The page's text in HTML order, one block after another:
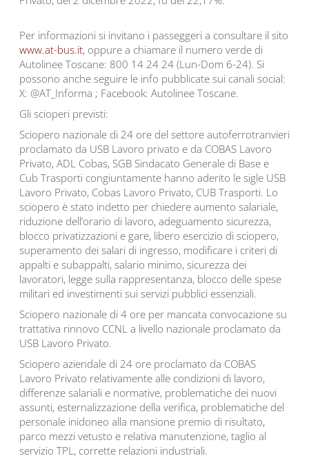
Per informazioni si invitano i passeggeri a consultare il sito
www.at-bus.it, oppure a chiamare il numero verde di
Autolinee Toscane: 800 14 24 24 (Lun-Dom 6-24). Si
possono anche seguire le info pubblicate sui canali social:
X: @AT_Informa ; Facebook: Autolinee Toscane.
Gli scioperi previsti:
Sciopero nazionale di 24 ore del settore autoferrotranvieri
proclamato da USB Lavoro privato e da COBAS Lavoro
Privato, ADL Cobas, SGB Sindacato Generale di Base e
Cub Trasporti congiuntamente hanno aderito le sigle USB
Lavoro Privato, Cobas Lavoro Privato, CUB Trasporti. Lo
sciopero è stato indetto per chiedere aumento salariale,
riduzione dell’orario di lavoro, adeguamento sicurezza,
blocco privatizzazioni e gare, libero esercizio di sciopero,
superamento dei salari di ingresso, modificare i criteri di
appalti e subappalti, salario minimo, sicurezza dei
lavoratori, legge sulla rappresentanza, blocco delle spese
militari ed investimenti sui servizi pubblici essenziali.
Sciopero nazionale di 4 ore per mancata convocazione su
trattativa rinnovo CCNL a livello nazionale proclamato da
USB Lavoro Privato.
Sciopero aziendale di 24 ore proclamato da COBAS
Lavoro Privato relativamente alle condizioni di lavoro,
differenze salariali e normative, problematiche dei nuovi
assunti, esternalizzazione della verifica, problematiche del
personale inidoneo alla mansione premio di risultato,
parco mezzi vetusto e relativa manutenzione, taglio al
servizio TPL, corrette relazioni industriali.